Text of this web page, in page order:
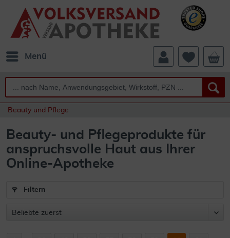
Menü
Beauty und Pflege
Beauty- und Pflegeprodukte für
anspruchsvolle Haut aus Ihrer
Online-Apotheke
Filtern